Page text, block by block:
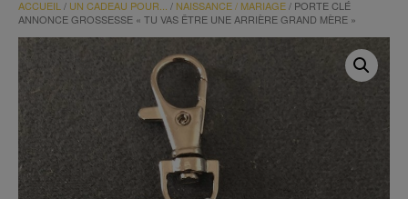
ACCUEIL / UN CADEAU POUR... / NAISSANCE / MARIAGE/ PORTE CLÉ
ANNONCE GROSSESSE « TU VAS ÊTRE UNE ARRIÈRE GRAND MÈRE »